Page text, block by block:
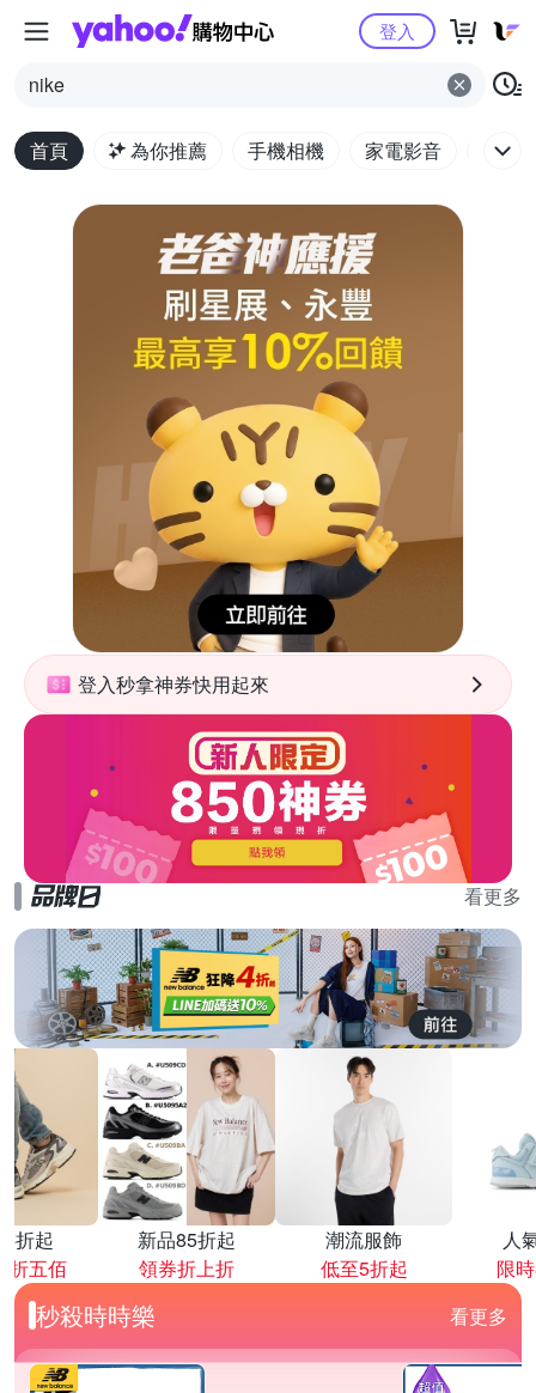
Yahoo購物中心
nike
登入
首頁 為你推薦 手機相機 家電影音 電腦
登入秒拿神券快用起來
看更多
折起
折五佰
新品85折起
領券折上折
潮流服飾
低至5折起
人
限
秒殺時時樂 看更多